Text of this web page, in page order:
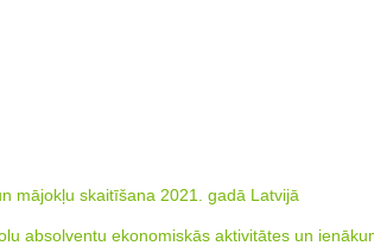
mājokļu skaitīšana 2021. gadā Latvijā
absolventu ekonomiskās aktivitātes un